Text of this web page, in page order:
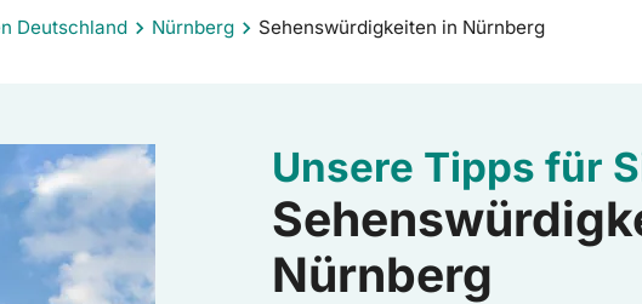
Was suchen Sie?
Deutschland Nürnberg Sehenswürdigkeiten in Nürnberg
Unsere Tipps für
Nürnberg